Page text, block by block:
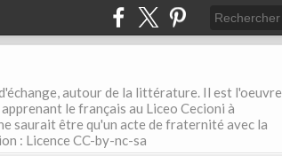
autour de la littérature. Il est l'oeuvre
le français au Liceo Cecioni à
saurait être qu'un acte de fraternité avec la
: Licence CC-by-nc-sa